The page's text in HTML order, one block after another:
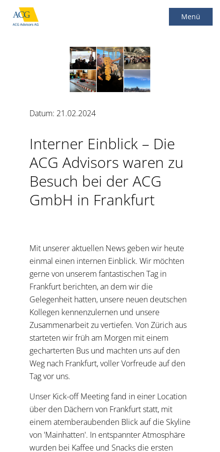
Main Menu
Menü
Datum: 21.02.2024
Interner Einblick – Die
ACG Advisors waren zu
Besuch bei der ACG
GmbH in Frankfurt
Mit unserer aktuellen News geben wir heute
einmal einen internen Einblick. Wir möchten
gerne von unserem fantastischen Tag in
Frankfurt berichten, an dem wir die
Gelegenheit hatten, unsere neuen deutschen
Kollegen kennenzulernen und unsere
Zusammenarbeit zu vertiefen. Von Zürich aus
starteten wir früh am Morgen mit einem
gecharterten Bus und machten uns auf den
Weg nach Frankfurt, voller Vorfreude auf den
Tag vor uns.
Unser Kick-off Meeting fand in einer Location
über den Dächern von Frankfurt statt, mit
einem atemberaubenden Blick auf die Skyline
von 'Mainhatten'. In entspannter Atmosphäre
wurden bei Kaffee und Snacks die ersten